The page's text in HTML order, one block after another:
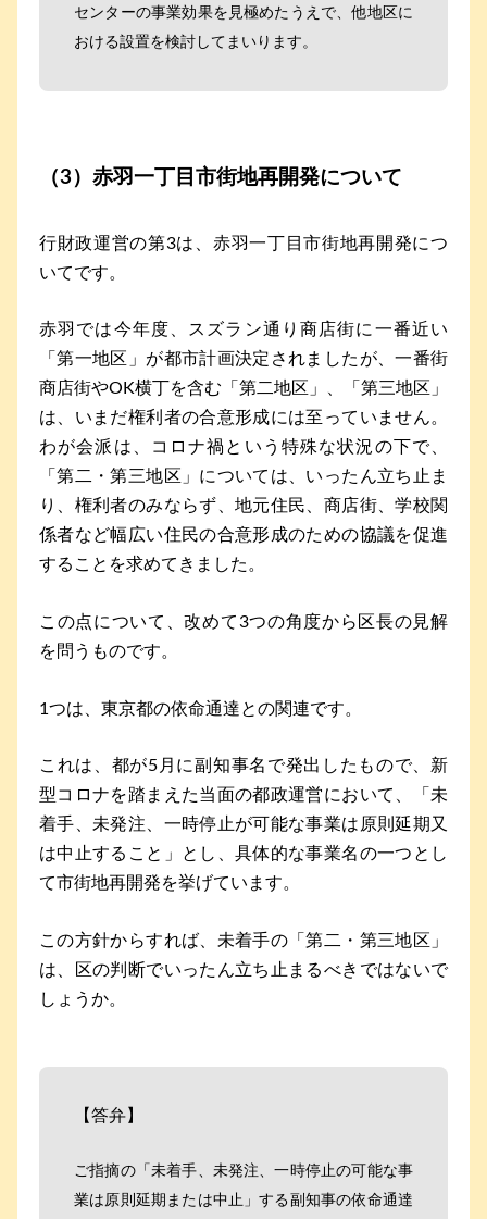
センターの事業効果を見極めたうえで、他地区に
おける設置を検討してまいります。
（3）赤羽一丁目市街地再開発について
行財政運営の第3は、赤羽一丁目市街地再開発につ
いてです。
赤羽では今年度、スズラン通り商店街に一番近い
「第一地区」が都市計画決定されましたが、一番街
商店街やOK横丁を含む「第二地区」、「第三地区」
は、いまだ権利者の合意形成には至っていません。
わが会派は、コロナ禍という特殊な状況の下で、
「第二・第三地区」については、いったん立ち止ま
り、権利者のみならず、地元住民、商店街、学校関
係者など幅広い住民の合意形成のための協議を促進
することを求めてきました。
この点について、改めて3つの角度から区長の見解
を問うものです。
1つは、東京都の依命通達との関連です。
これは、都が5月に副知事名で発出したもので、新
型コロナを踏まえた当面の都政運営において、「未
着手、未発注、一時停止が可能な事業は原則延期又
は中止すること」とし、具体的な事業名の一つとし
て市街地再開発を挙げています。
この方針からすれば、未着手の「第二・第三地区」
は、区の判断でいったん立ち止まるべきではないで
しょうか。
【答弁】
ご指摘の「未着手、未発注、一時停止の可能な事
業は原則延期または中止」する副知事の依命通達